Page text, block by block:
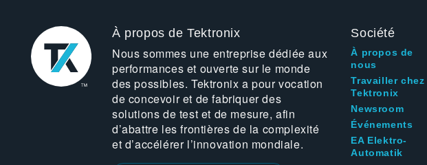
À propos de Tektronix
Nous sommes une entreprise dédiée aux
performances et ouverte sur le monde
des possibles. Tektronix a pour vocation
de concevoir et de fabriquer des
solutions de test et de mesure, afin
d’abattre les frontières de la complexité
et d’accélérer l’innovation mondiale.
Société
À propos de
nous
Travailler chez
Tektronix
Newsroom
Événements
EA Elektro-
Automatik